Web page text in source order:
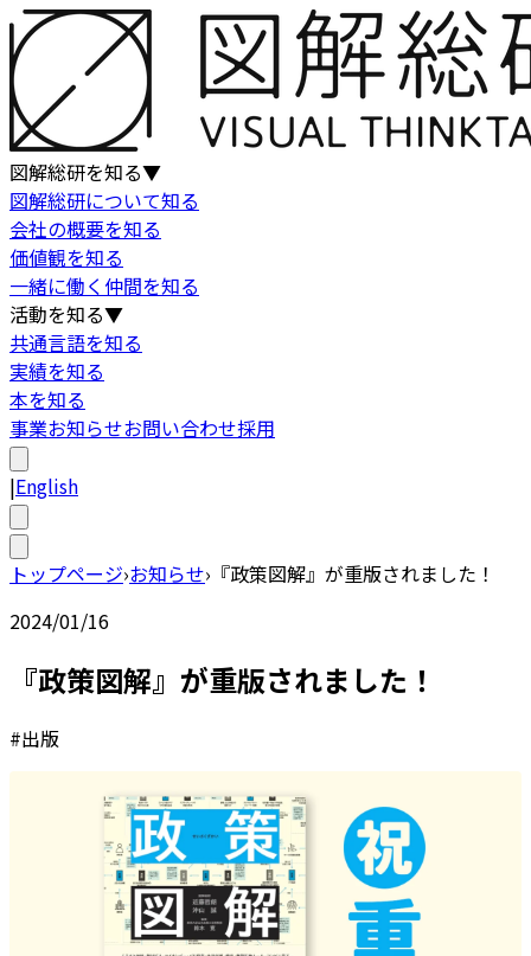
図解総研を知る▼
図解総研について知る
会社の概要を知る
価値観を知る
一緒に働く仲間を知る
活動を知る▼
共通言語を知る
実績を知る
本を知る
事業お知らせお問い合わせ採用
|English
トップページ›お知らせ› 『政策図解』が重版されました！
2024/01/16
『政策図解』が重版されました！
#出版